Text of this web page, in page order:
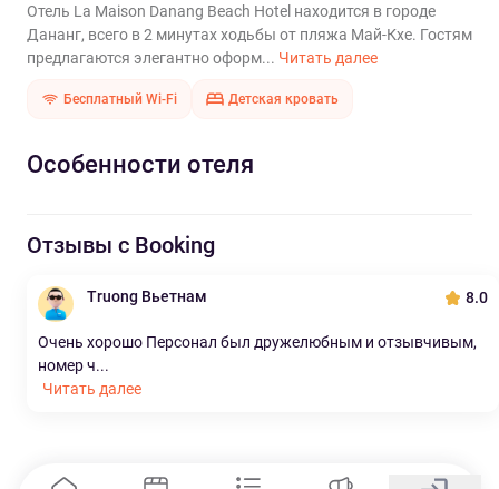
Отель La Maison Danang Beach Hotel находится в городе
Дананг, всего в 2 минутах ходьбы от пляжа Май-Кхе. Гостям
предлагаются элегантно оформ... Читать далее
Бесплатный Wi-Fi Детская кровать
Особенности отеля
Отзывы с Booking
Truong Вьетнам 8.0
Очень хорошо Персонал был дружелюбным и отзывчивым,
номер ч...
Читать далее